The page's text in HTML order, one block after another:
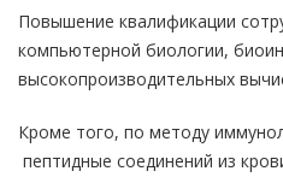
Повышение квалификации
компьютерной биологии,
высокопроизводительных
Кроме того, по методу
пептидные соединений из